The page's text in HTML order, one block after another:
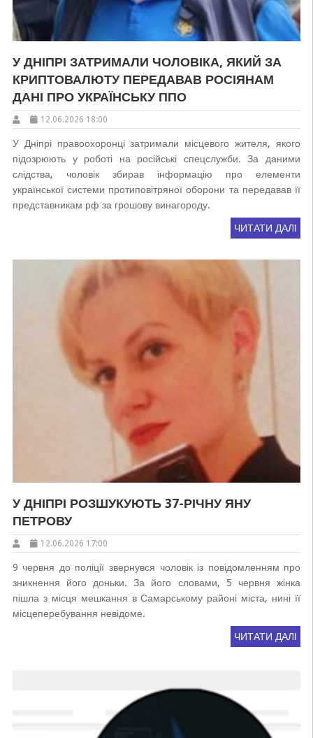
У ДНІПРІ ЗАТРИМАЛИ ЧОЛОВІКА, ЯКИЙ ЗА
КРИПТОВАЛЮТУ ПЕРЕДАВАВ РОСІЯНАМ
ДАНІ ПРО УКРАЇНСЬКУ ППО
12.06.2026 18:00
У Дніпрі правоохоронці затримали місцевого жителя, якого
підозрюють у роботі на російські спецслужби. За даними
слідства, чоловік збирав інформацію про елементи
української системи протиповітряної оборони та передавав її
представникам рф за грошову винагороду.
ЧИТАТИ ДАЛІ
У ДНІПРІ РОЗШУКУЮТЬ 37-РІЧНУ ЯНУ
ПЕТРОВУ
12.06.2026 17:00
9 червня до поліції звернувся чоловік із повідомленням про
зникнення його доньки. За його словами, 5 червня жінка
пішла з місця мешкання в Самарському районі міста, нині її
місцеперебування невідоме.
ЧИТАТИ ДАЛІ